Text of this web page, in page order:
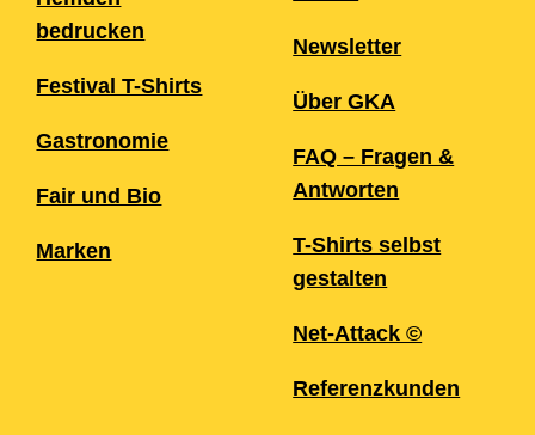
bedrucken
Festival T-Shirts
Gastronomie
Fair und Bio
Marken
Newsletter
Über GKA
FAQ – Fragen &
Antworten
T-Shirts selbst
gestalten
Net-Attack ©
Referenzkunden